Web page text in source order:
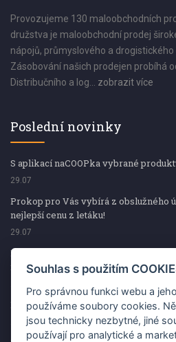
Provozujeme 130 maloobchodních
družstva je maloobchodní prodej
nápojů, průmyslového a
Zásobování našich prodejen probíhá
Distribučního a log... zobrazit více
Poslední novinky
S aplikací naCOOPka vybrané
29.07
Prokop pro Vás vybírá z obslužného
nejlepší cenu z letáku!
29.07
Prokop pro Vás vybírá z obslužného
nejlepší cenu z letáku!
Kup špekáčky od Váhaly a vyhraj s
29.07
Souhlas s použitím
Pro správnou funkci webu a
používáme soubory cookies.
jsou technicky nezbytné, jiné
používají pro analytické a